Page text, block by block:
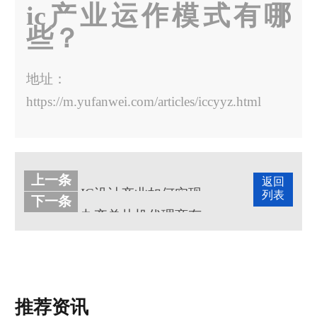
ic产业运作模式有哪
些？
地址：
https://m.yufanwei.com/articles/iccyyz.html
返回
列表
上一条
下一条
九齐单片机代理商有哪些？
推荐资讯